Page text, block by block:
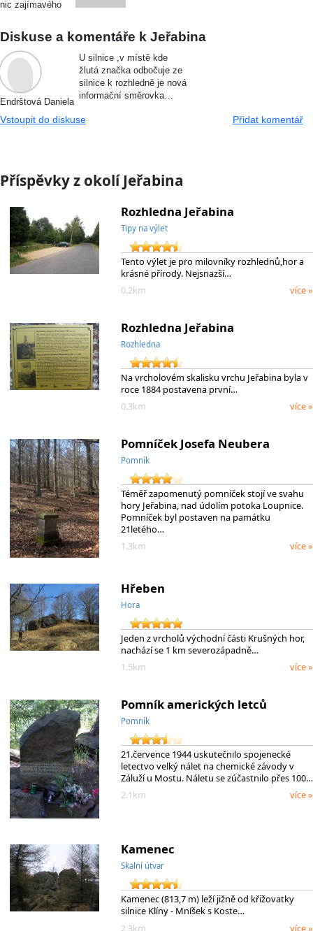
nic zajímavého
Diskuse a komentáře k Jeřabina
Endrštová Daniela
U silnice ,v místě kde
žlutá značka odbočuje ze
silnice k rozhledně je nová
informační směrovka…
Vstoupit do diskuse Přidat komentář
Příspěvky z okolí Jeřabina
Rozhledna Jeřabina
Tipy na výlet
Tento výlet je pro milovníky rozhlednů,hor a
krásné přírody. Nejsnazší…
0.2km
více »
Rozhledna Jeřabina
Rozhledna
Na vrcholovém skalisku vrchu Jeřabina byla v
roce 1884 postavena první…
0.3km
více »
Pomníček Josefa Neubera
Pomník
Téměř zapomenutý pomníček stojí ve svahu
hory Jeřabina, nad údolím potoka Loupnice.
Pomníček byl postaven na památku
21letého…
1.3km
více »
Hřeben
Hora
Jeden z vrcholů východní části Krušných hor,
nachází se 1 km severozápadně…
1.5km
více »
Pomník amerických letců
Pomník
21.července 1944 uskutečnilo spojenecké
letectvo velký nálet na chemické závody v
Záluží u Mostu. Náletu se zúčastnilo přes 100…
2.1km
více »
Kamenec
Skalní útvar
Kamenec (813,7 m) leží jižně od křižovatky
silnice Klíny - Mníšek s Koste…
2.3km
více »